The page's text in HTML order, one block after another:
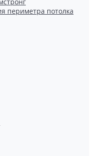
периметра потолка